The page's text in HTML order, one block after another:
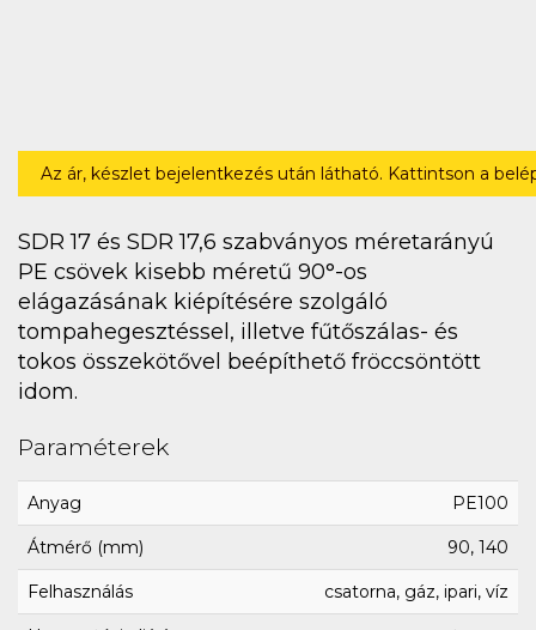
Az ár, készlet bejelentkezés után látható. Kattintson a
SDR 17 és SDR 17,6 szabványos méretarányú
PE csövek kisebb méretű 90°-os
elágazásának kiépítésére szolgáló
tompahegesztéssel, illetve fűtőszálas- és
tokos összekötővel beépíthető fröccsöntött
idom.
Paraméterek
Anyag PE100
Átmérő (mm) 90, 140
Felhasználás csatorna, gáz, ipari, víz